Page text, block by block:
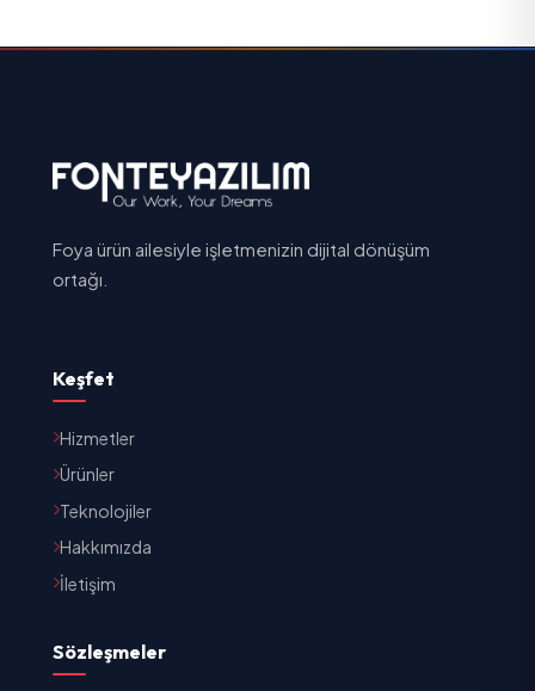
Foya ürün ailesiyle işletmenizin dijital dönüşüm
ortağı.
Keşfet
Hizmetler
Ürünler
Teknolojiler
Hakkımızda
İletişim
Sözleşmeler